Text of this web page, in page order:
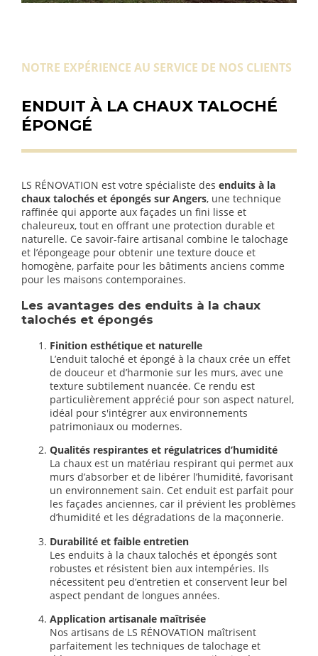
NOTRE EXPÉRIENCE AU SERVICE DE NOS CLIENTS
ENDUIT À LA CHAUX TALOCHÉ
ÉPONGÉ
LS RÉNOVATION est votre spécialiste des enduits à la
chaux talochés et épongés sur Angers, une technique
raffinée qui apporte aux façades un fini lisse et
chaleureux, tout en offrant une protection durable et
naturelle. Ce savoir-faire artisanal combine le talochage
et l’épongeage pour obtenir une texture douce et
homogène, parfaite pour les bâtiments anciens comme
pour les maisons contemporaines.
Les avantages des enduits à la chaux
talochés et épongés
Finition esthétique et naturelle
L’enduit taloché et épongé à la chaux crée un effet
de douceur et d’harmonie sur les murs, avec une
texture subtilement nuancée. Ce rendu est
particulièrement apprécié pour son aspect naturel,
idéal pour s'intégrer aux environnements
patrimoniaux ou modernes.
Qualités respirantes et régulatrices d’humidité
La chaux est un matériau respirant qui permet aux
murs d’absorber et de libérer l’humidité, favorisant
un environnement sain. Cet enduit est parfait pour
les façades anciennes, car il prévient les problèmes
d’humidité et les dégradations de la maçonnerie.
Durabilité et faible entretien
Les enduits à la chaux talochés et épongés sont
robustes et résistent bien aux intempéries. Ils
nécessitent peu d’entretien et conservent leur bel
aspect pendant de longues années.
Application artisanale maîtrisée
Nos artisans de LS RÉNOVATION maîtrisent
parfaitement les techniques de talochage et